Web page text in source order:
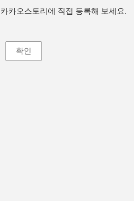
카오스토리에 직접 등록해 보세요.
확인